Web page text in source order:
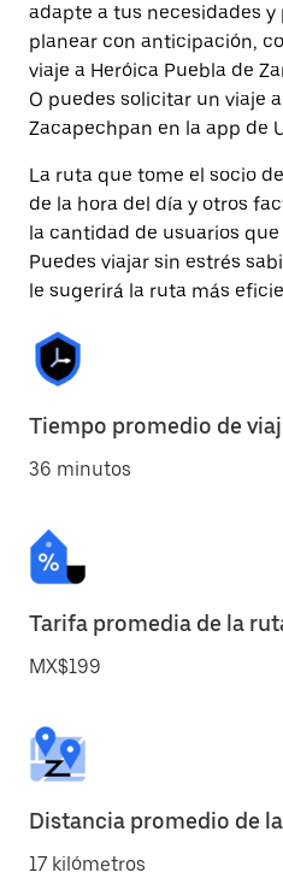
adapte a tus necesidades y
planear con anticipación,
viaje a Heróica Puebla de
O puedes solicitar un viaje
Zacapechpan en la app de
La ruta que tome el socio
de la hora del día y otros
la cantidad de usuarios
Puedes viajar sin estrés
le sugerirá la ruta más
Tiempo promedio de
36 minutos
Tarifa promedia de la
MX$199
Distancia promedio de
17 kilómetros